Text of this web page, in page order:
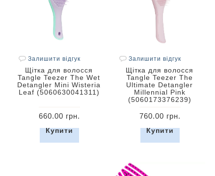
Залишити відгук
Щітка для волосся
Tangle Teezer The Wet
Detangler Mini Wisteria
Leaf (5060630041311)
660.00 грн.
Купити
Залишити відгук
Щітка для волосся
Tangle Teezer The
Ultimate Detangler
Millennial Pink
(5060173376239)
760.00 грн.
Купити